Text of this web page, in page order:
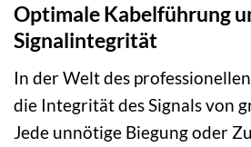
Optimale Kabelführung
Signalintegrität
In der Welt des
die Integrität des Signals von
Jede unnötige Biegung oder